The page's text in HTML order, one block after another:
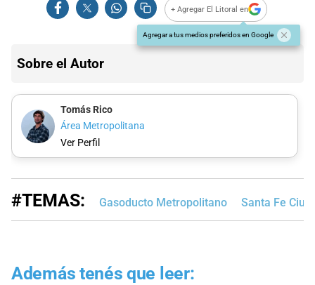
+ Agregar El Litoral en
Agregar a tus medios preferidos en Google
Sobre el Autor
Tomás Rico
Área Metropolitana
Ver Perfil
#TEMAS: Gasoducto Metropolitano Santa Fe
Además tenés que leer: